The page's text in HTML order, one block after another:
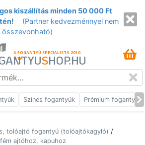
kiszállítás minden 50 000 Ft
(Partner kedvezménnyel nem
összevonható)
A FOGANTYÚ SPECIALISTA 2010
ÓTA
SHOP.HU
Színes fogantyúk Prémium fogantyúk
tolóajtó fogantyú (tolóajtókagyló) /
ajtóhoz, kapuhoz